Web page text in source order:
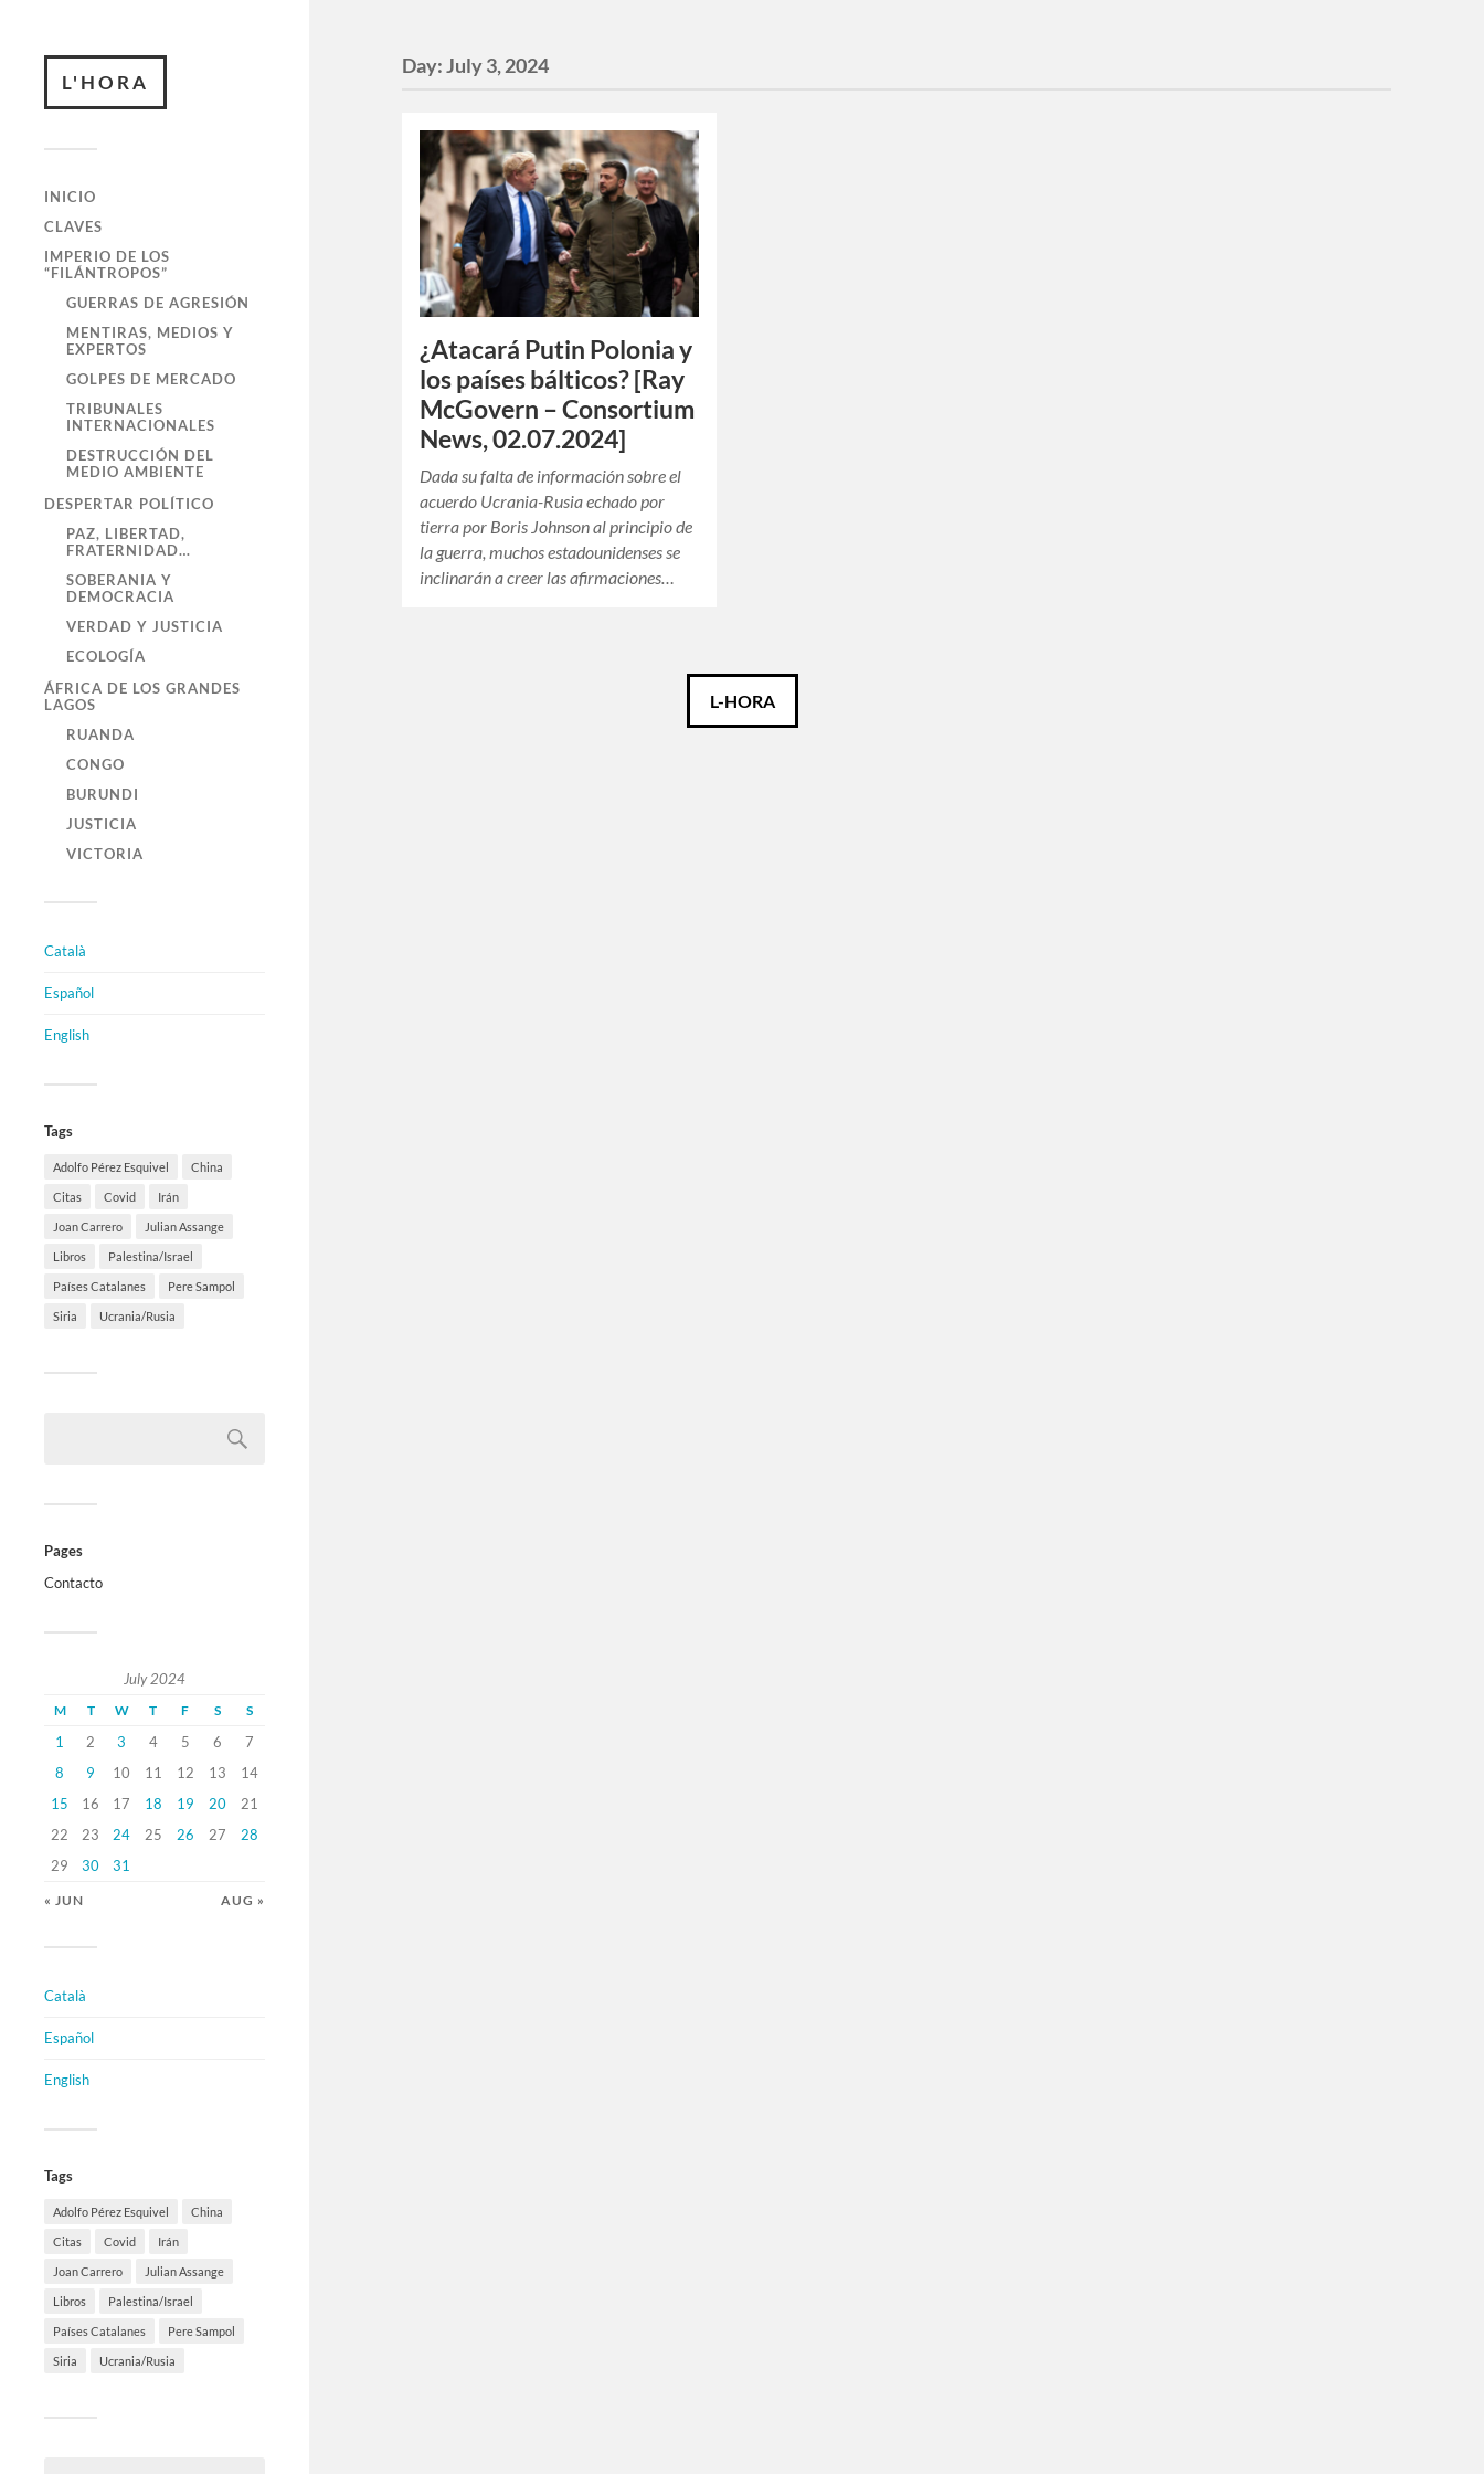
L'HORA
INICIO
CLAVES
IMPERIO DE LOS
“FILÁNTROPOS”
GUERRAS DE AGRESIÓN
MENTIRAS, MEDIOS Y
EXPERTOS
GOLPES DE MERCADO
TRIBUNALES
INTERNACIONALES
DESTRUCCIÓN DEL
MEDIO AMBIENTE
DESPERTAR POLÍTICO
PAZ, LIBERTAD,
FRATERNIDAD…
SOBERANIA Y
DEMOCRACIA
VERDAD Y JUSTICIA
ECOLOGÍA
ÁFRICA DE LOS GRANDES
LAGOS
RUANDA
CONGO
BURUNDI
JUSTICIA
VICTORIA
Català
Español
English
Tags
Adolfo Pérez Esquivel China
Citas Covid Irán
Joan Carrero Julian Assange
Libros Palestina/Israel
Países Catalanes Pere Sampol
Siria Ucrania/Rusia
Pages
Contacto
July 2024
M T W T F S S
1 2 3 4 5 6
7
8
9 10 11 12 13
14
15
16 17 18 19 20
21
22
23 24 25 26 27
28
29
30 31
« JUN AUG »
Català
Español
English
Tags
Adolfo Pérez Esquivel China
Citas Covid Irán
Joan Carrero Julian Assange
Libros Palestina/Israel
Países Catalanes Pere Sampol
Siria Ucrania/Rusia
Day:July 3, 2024
¿Atacará Putin Polonia y
los países bálticos? [Ray
McGovern – Consortium
News, 02.07.2024]
Dada su falta de información sobre el
acuerdo Ucrania-Rusia echado por
tierra por Boris Johnson al principio de
la guerra, muchos estadounidenses se
inclinarán a creer las afirmaciones…
L-HORA